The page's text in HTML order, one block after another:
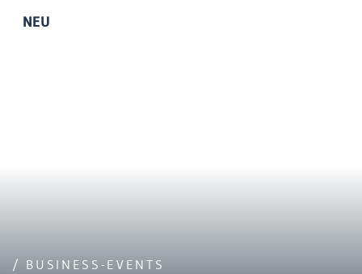
NEU
/ BUSINESS-EVENTS